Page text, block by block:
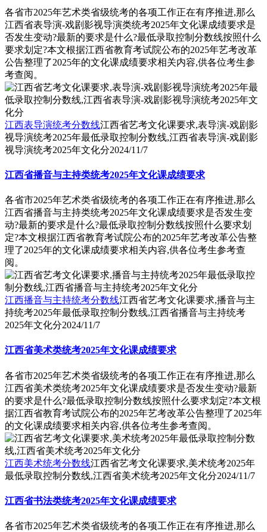
各省市2025年艺术类省级统考的各项工作正在有序推进,那么
江西省表导演-戏剧影视导演类统考2025年文化课成绩要求是
否发生变动?最新的要求是什么?最低录取控制分数线按照什么
要求划定?本文根据江西省教育考试院公布的2025年艺考改革
公告整理了2025年的文化课成绩要求相关内容,供各位考生参
考查阅。
江西表导演统考分数线江西省艺考文化课要求,表导演-戏剧影
视导演统考2025年最低录取控制分数线,江西省表导演-戏剧影
视导演统考2025年文化分2024/11/7
江西省播音与主持类统考2025年文化课成绩要求
各省市2025年艺术类省级统考的各项工作正在有序推进,那么
江西省播音与主持类统考2025年文化课成绩要求是否发生变
动?最新的要求是什么?最低录取控制分数线按照什么要求划
定?本文根据江西省教育考试院公布的2025年艺考改革公告整
理了2025年的文化课成绩要求相关内容,供各位考生参考查
阅。
江西播音与主持统考分数线江西省艺考文化课要求,播音与主
持统考2025年最低录取控制分数线,江西省播音与主持统考
2025年文化分2024/11/7
江西省美术类统考2025年文化课成绩要求
各省市2025年艺术类省级统考的各项工作正在有序推进,那么
江西省美术类统考2025年文化课成绩要求是否发生变动?最新
的要求是什么?最低录取控制分数线按照什么要求划定?本文根
据江西省教育考试院公布的2025年艺考改革公告整理了2025年
的文化课成绩要求相关内容,供各位考生参考查阅。
江西美术统考分数线江西省艺考文化课要求,美术统考2025年
最低录取控制分数线,江西省美术统考2025年文化分2024/11/7
江西省书法类统考2025年文化课成绩要求
各省市2025年艺术类省级统考的各项工作正在有序推进,那么